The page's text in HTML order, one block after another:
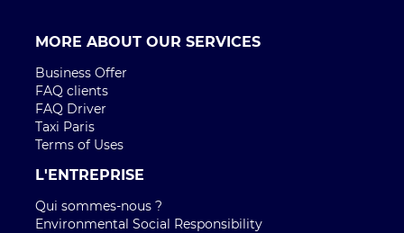
MORE ABOUT OUR SERVICES
Business Offer
FAQ clients
FAQ Driver
Taxi Paris
Terms of Uses
L'ENTREPRISE
Qui sommes-nous ?
Environmental Social Responsibility